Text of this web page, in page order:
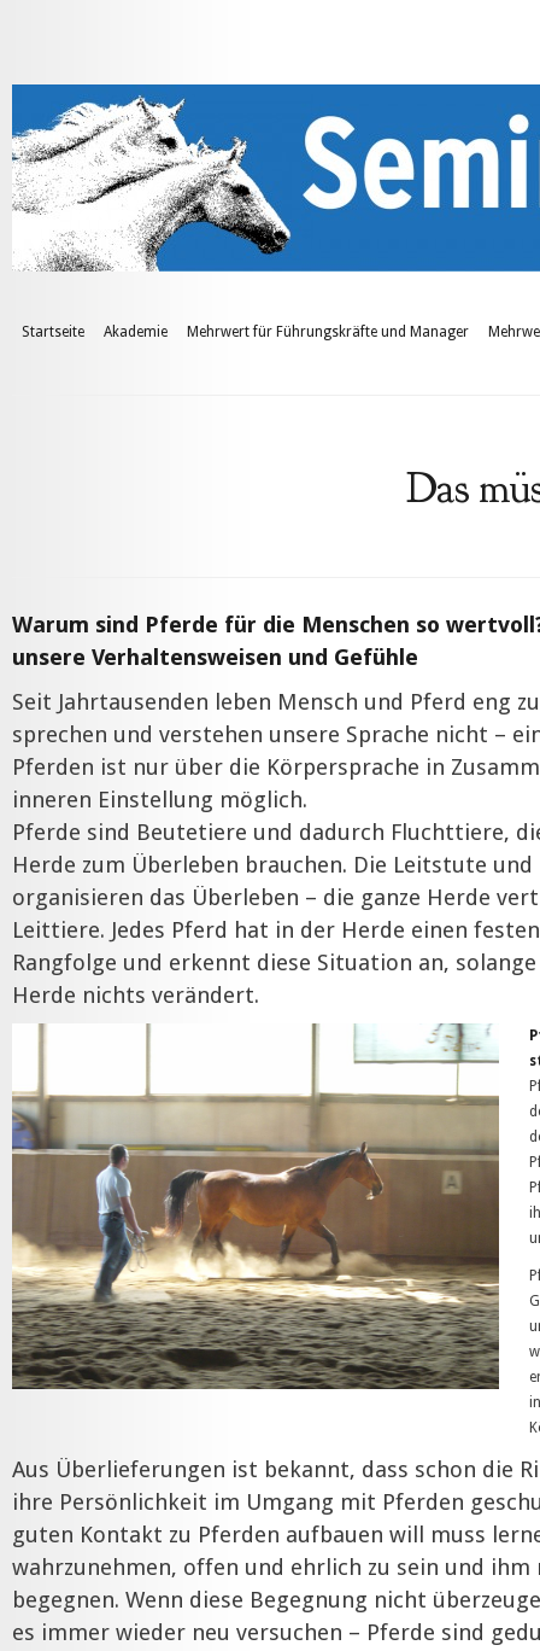
Startseite Akademie Mehrwert für Führungskräfte und Manager
Das
Warum sind Pferde für die Menschen so
unsere Verhaltensweisen und Gefühle
Seit Jahrtausenden leben Mensch und Pferd eng
sprechen und verstehen unsere Sprache nicht –
Pferden ist nur über die Körpersprache in
inneren Einstellung möglich.
Pferde sind Beutetiere und dadurch Fluchttiere,
Herde zum Überleben brauchen. Die Leitstute
organisieren das Überleben – die ganze Herde
Leittiere. Jedes Pferd hat in der Herde einen
Rangfolge und erkennt diese Situation an,
Herde nichts verändert.
Aus Überlieferungen ist bekannt, dass schon die
ihre Persönlichkeit im Umgang mit Pferden
guten Kontakt zu Pferden aufbauen will muss
wahrzunehmen, offen und ehrlich zu sein und ihm
begegnen. Wenn diese Begegnung nicht
es immer wieder neu versuchen – Pferde sind